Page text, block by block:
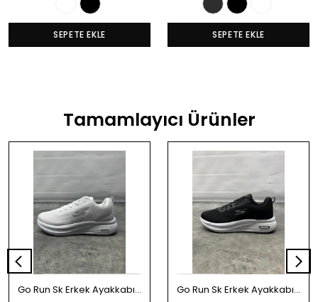
SEPETE EKLE SEPETE EKLE
Tamamlayıcı Ürünler
Go Run Sk Erkek Ayakkabı - Beyaz Go Run Sk Erkek Ayakkabı - Siyah